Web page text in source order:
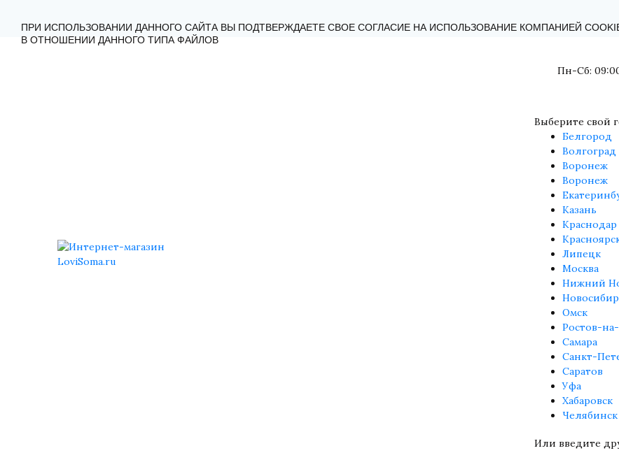
Пн-Сб:
Выберите свой
Белгород
Волгоград
Воронеж
Воронеж
Казань
Краснодар
Липецк
Москва
Нижний
Омск
Ростов-
Самара
Санкт-
Саратов
Уфа
Хабаровск
Челябинск
Или введите
ПРИ ИСПОЛЬЗОВАНИИ ДАННОГО САЙТА ВЫ ПОДТВЕРЖДАЕТЕ СВОЕ СОГЛАСИЕ НА ИСПОЛЬЗОВАНИЕ КОМПАНИЕЙ
В ОТНОШЕНИИ ДАННОГО ТИПА ФАЙЛОВ